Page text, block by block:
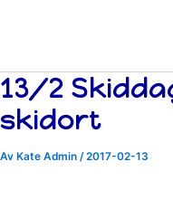
13/2
skidort
Av Kate Admin /2017-02-13